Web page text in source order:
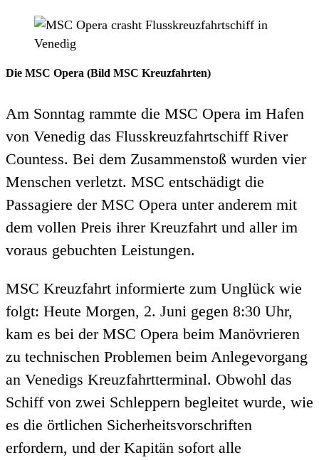
Die MSC Opera (Bild MSC Kreuzfahrten)
Am Sonntag rammte die MSC Opera im Hafen
von Venedig das Flusskreuzfahrtschiff River
Countess. Bei dem Zusammenstoß wurden vier
Menschen verletzt. MSC entschädigt die
Passagiere der MSC Opera unter anderem mit
dem vollen Preis ihrer Kreuzfahrt und aller im
voraus gebuchten Leistungen.
MSC Kreuzfahrt informierte zum Unglück wie
folgt: Heute Morgen, 2. Juni gegen 8:30 Uhr,
kam es bei der MSC Opera beim Manövrieren
zu technischen Problemen beim Anlegevorgang
an Venedigs Kreuzfahrtterminal. Obwohl das
Schiff von zwei Schleppern begleitet wurde, wie
es die örtlichen Sicherheitsvorschriften
erfordern, und der Kapitän sofort alle